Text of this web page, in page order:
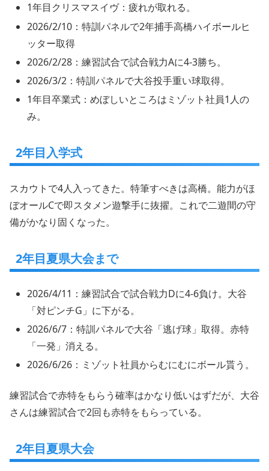
1年目クリスマスイヴ：疲れが取れる。
2026/2/10：特訓パネルで2年捕手高橋ハイボールヒ
ッター取得
2026/2/28：練習試合で試合戦力Aに4-3勝ち。
2026/3/2：特訓パネルで大谷投手重い球取得。
1年目卒業式：めぼしいところはミゾット社員1人の
み。
2年目入学式
スカウトで4人入ってきた。特筆すべきは高橋。能力がほ
ぼオールCで即スタメン遊撃手に抜擢。これで二遊間の守
備がかなり固くなった。
2年目夏県大会まで
2026/4/11：練習試合で試合戦力Dに4-6負け。大谷
「対ピンチG」に下がる。
2026/6/7：特訓パネルで大谷「逃げ球」取得。赤特
「一発」消える。
2026/6/26：ミゾット社員からむにむにボール貰う。
練習試合で赤特をもらう確率はかなり低いはずだが、大谷
さんは練習試合で2回も赤特をもらっている。
2年目夏県大会